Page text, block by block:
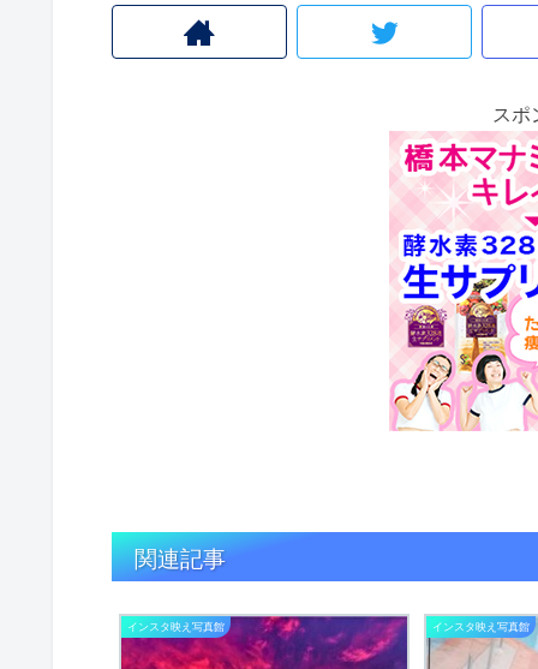
スポ
関連記事
インスタ映え写真館 インスタ映え写真館